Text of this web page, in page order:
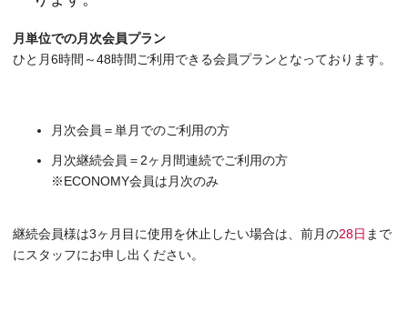
月単位での月次会員プラン
ひと月6時間～48時間ご利用できる会員プランとなっております。
月次会員＝単月でのご利用の方
月次継続会員＝2ヶ月間連続でご利用の方
※ECONOMY会員は月次のみ
継続会員様は3ヶ月目に使用を休止したい場合は、前月の28日 まで
にスタッフにお申し出ください。